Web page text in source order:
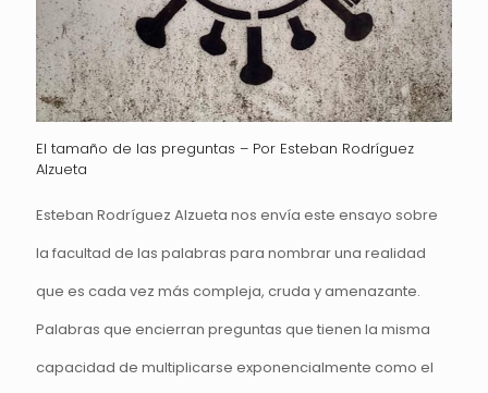
El tamaño de las preguntas – Por Esteban Rodríguez
Alzueta
Esteban Rodríguez Alzueta nos envía este ensayo sobre
la facultad de las palabras para nombrar una realidad
que es cada vez más compleja, cruda y amenazante.
Palabras que encierran preguntas que tienen la misma
capacidad de multiplicarse exponencialmente como el